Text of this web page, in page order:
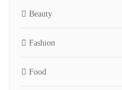
Beauty
Fashion
Food